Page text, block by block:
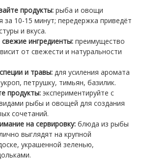
продукты: рыба и овощи
за 10-15 минут; передержка приведёт
и вкуса.
ингредиенты: преимущество
от свежести и натуральности
и травы: для усиления аромата
петрушку, тимьян, базилик.
продукты: экспериментируйте с
рыбы и овощей для создания
сочетаний.
на сервировку: блюда из рыбы
выглядят на крупной
украшенной зеленью,